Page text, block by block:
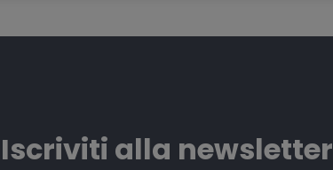
Iscriviti alla newsletter